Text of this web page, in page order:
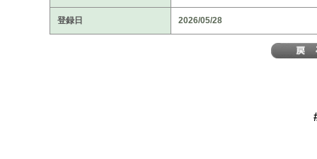
登録日 2026/05/28